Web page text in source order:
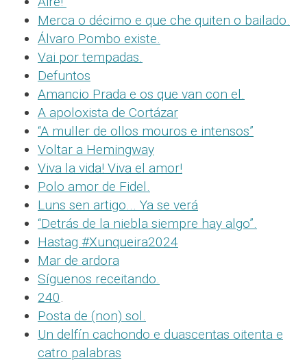
Merca o décimo e que che quiten o bailado.
Álvaro Pombo existe.
Vai por tempadas.
Defuntos
Amancio Prada e os que van con el.
A apoloxista de Cortázar
“A muller de ollos mouros e intensos”
Voltar a Hemingway
Viva la vida! Viva el amor!
Polo amor de Fidel.
Luns sen artigo... Ya se verá
“Detrás de la niebla siempre hay algo”.
Hastag #Xunqueira2024
Mar de ardora
Síguenos receitando.
240.
Posta de (non) sol.
Un delfín cachondo e duascentas oitenta e
catro palabras